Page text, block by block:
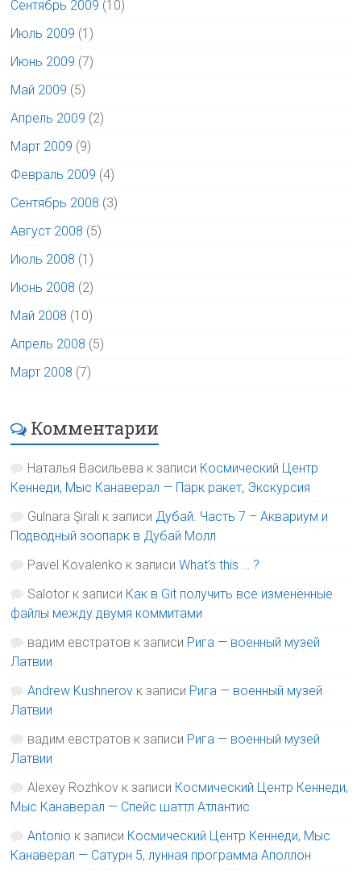
Сентябрь 2009 (10)
Июль 2009 (1)
Июнь 2009 (7)
Май 2009 (5)
Апрель 2009 (2)
Март 2009 (9)
Февраль 2009 (4)
Сентябрь 2008 (3)
Август 2008 (5)
Июль 2008 (1)
Июнь 2008 (2)
Май 2008 (10)
Апрель 2008 (5)
Март 2008 (7)
Комментарии
Наталья Васильева к записи Космический Центр
Кеннеди, Мыс Канаверал — Парк ракет, Экскурсия
Gulnara Şirali к записи Дубай. Часть 7 – Аквариум и
Подводный зоопарк в Дубай Молл
Pavel Kovalenko к записиWhat’s this … ?
Salotor к записи Как в Git получить все изменённые
файлы между двумя коммитами
вадим евстратов к записи Рига — военный музей
Латвии
Andrew Kushnerov к записи Рига — военный музей
Латвии
вадим евстратов к записи Рига — военный музей
Латвии
Alexey Rozhkov к записи Космический Центр Кеннеди,
Мыс Канаверал — Спейс шаттл Атлантис
Antonio к записи Космический Центр Кеннеди, Мыс
Канаверал — Сатурн 5, лунная программа Аполлон